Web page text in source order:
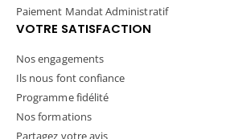
Paiement Mandat Administratif
VOTRE SATISFACTION
Nos engagements
Ils nous font confiance
Programme fidélité
Nos formations
Partagez votre avis